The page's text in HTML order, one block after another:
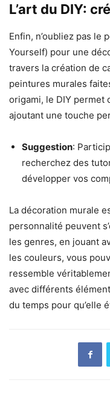
L’art du DIY:
Enfin, n’oubliez pas le
Yourself) pour une
travers la création de
peintures murales
origami, le DIY permet
ajoutant une touche
Suggestion:
recherchez des
développer vos
La décoration murale
personnalité peuvent
les genres, en jouant
les couleurs, vous
ressemble
avec différents
du temps pour qu’elle